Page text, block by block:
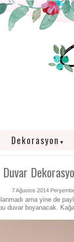
Dekorasyon ▼
Duvar
7 Ağustos 2014
ama yine de
duvar boyanacak.